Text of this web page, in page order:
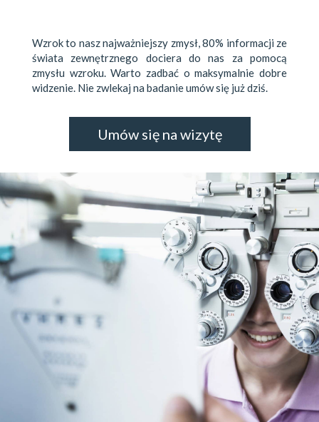
Wzrok to nasz najważniejszy zmysł, 80% informacji ze
świata zewnętrznego dociera do nas za pomocą
zmysłu wzroku. Warto zadbać o maksymalnie dobre
widzenie. Nie zwlekaj na badanie umów się już dziś.
Umów się na wizytę